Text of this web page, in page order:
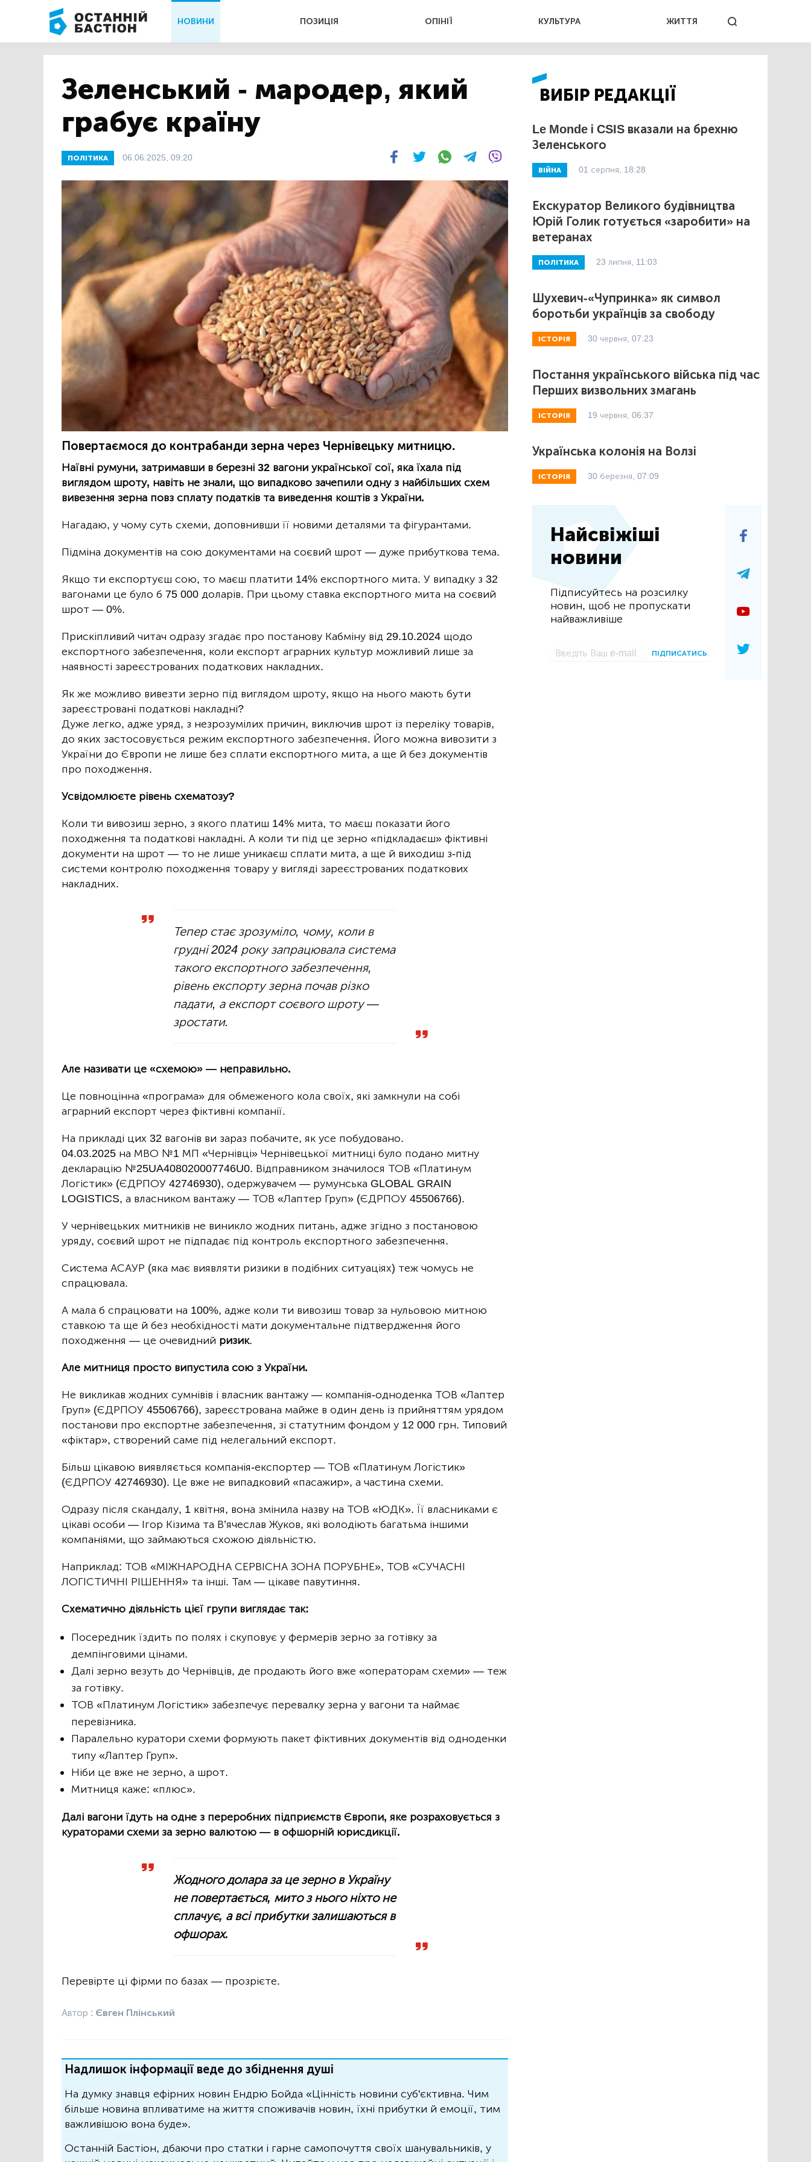
НОВИНИ ПОЗИЦІЯ ОПІНІЇ КУЛЬТУРА ЖИТТЯ
Зеленський - мародер, який
грабує країну
ПОЛІТИКА 06.06.2025, 09:20
Повертаємося до контрабанди зерна через Чернівецьку митницю.
Наївні румуни, затримавши в березні 32 вагони української сої, яка їхала під
виглядом шроту, навіть не знали, що випадково зачепили одну з найбільших схем
вивезення зерна повз сплату податків та виведення коштів з України.
Нагадаю, у чому суть схеми, доповнивши її новими деталями та фігурантами.
Підміна документів на сою документами на соєвий шрот — дуже прибуткова тема.
Якщо ти експортуєш сою, то маєш платити 14% експортного мита. У випадку з 32
вагонами це було б 75 000 доларів. При цьому ставка експортного мита на соєвий
шрот — 0%.
Прискіпливий читач одразу згадає про постанову Кабміну від 29.10.2024 щодо
експортного забезпечення, коли експорт аграрних культур можливий лише за
наявності зареєстрованих податкових накладних.
Як же можливо вивезти зерно під виглядом шроту, якщо на нього мають бути
зареєстровані податкові накладні?
Дуже легко, адже уряд, з незрозумілих причин, виключив шрот із переліку товарів,
до яких застосовується режим експортного забезпечення. Його можна вивозити з
України до Європи не лише без сплати експортного мита, а ще й без документів
про походження.
Усвідомлюєте рівень схематозу?
Коли ти вивозиш зерно, з якого платиш 14% мита, то маєш показати його
походження та податкові накладні. А коли ти під це зерно «підкладаєш» фіктивні
документи на шрот — то не лише уникаєш сплати мита, а ще й виходиш з-під
системи контролю походження товару у вигляді зареєстрованих податкових
накладних.
Тепер стає зрозуміло, чому, коли в
грудні 2024 року запрацювала система
такого експортного забезпечення,
рівень експорту зерна почав різко
падати, а експорт соєвого шроту —
зростати.
Але називати це «схемою» — неправильно.
Це повноцінна «програма» для обмеженого кола своїх, які замкнули на собі
аграрний експорт через фіктивні компанії.
На прикладі цих 32 вагонів ви зараз побачите, як усе побудовано.
04.03.2025 на МВО №1 МП «Чернівці» Чернівецької митниці було подано митну
декларацію №25UA408020007746U0. Відправником значилося ТОВ «Платинум
Логістик» (ЄДРПОУ 42746930), одержувачем — румунська GLOBAL GRAIN
LOGISTICS, а власником вантажу — ТОВ «Лаптер Груп» (ЄДРПОУ 45506766).
У чернівецьких митників не виникло жодних питань, адже згідно з постановою
уряду, соєвий шрот не підпадає під контроль експортного забезпечення.
Система АСАУР (яка має виявляти ризики в подібних ситуаціях) теж чомусь не
спрацювала.
А мала б спрацювати на 100%, адже коли ти вивозиш товар за нульовою митною
ставкою та ще й без необхідності мати документальне підтвердження його
походження — це очевидний ризик.
Але митниця просто випустила сою з України.
Не викликав жодних сумнівів і власник вантажу — компанія-одноденка ТОВ «Лаптер
Груп» (ЄДРПОУ 45506766), зареєстрована майже в один день із прийняттям урядом
постанови про експортне забезпечення, зі статутним фондом у 12 000 грн. Типовий
«фіктар», створений саме під нелегальний експорт.
Більш цікавою виявляється компанія-експортер — ТОВ «Платинум Логістик»
(ЄДРПОУ 42746930). Це вже не випадковий «пасажир», а частина схеми.
Одразу після скандалу, 1 квітня, вона змінила назву на ТОВ «ЮДК». Її власниками є
цікаві особи — Ігор Кізима та В’ячеслав Жуков, які володіють багатьма іншими
компаніями, що займаються схожою діяльністю.
Наприклад: ТОВ «МІЖНАРОДНА СЕРВІСНА ЗОНА ПОРУБНЕ», ТОВ «СУЧАСНІ
ЛОГІСТИЧНІ РІШЕННЯ» та інші. Там — цікаве павутиння.
Схематично діяльність цієї групи виглядає так:
Посередник їздить по полях і скуповує у фермерів зерно за готівку за
демпінговими цінами.
Далі зерно везуть до Чернівців, де продають його вже «операторам схеми» — теж
за готівку.
ТОВ «Платинум Логістик» забезпечує перевалку зерна у вагони та наймає
перевізника.
Паралельно куратори схеми формують пакет фіктивних документів від одноденки
типу «Лаптер Груп».
Ніби це вже не зерно, а шрот.
Митниця каже: «плюс».
Далі вагони їдуть на одне з переробних підприємств Європи, яке розраховується з
кураторами схеми за зерно валютою — в офшорній юрисдикції.
Жодного долара за це зерно в Україну
не повертається, мито з нього ніхто не
сплачує, а всі прибутки залишаються в
офшорах.
Перевірте ці фірми по базах — прозрієте.
Автор : Євген Плінський
Надлишок інформації веде до збіднення душі
На думку знавця ефірних новин Ендрю Бойда «Цінність новини суб'єктивна. Чим
більше новина впливатиме на життя споживачів новин, їхні прибутки й емоції, тим
важливішою вона буде».
Останній Бастіон, дбаючи про статки і гарне самопочуття своїх шанувальників, у
ВИБІР РЕДАКЦІЇ
Le Monde і CSIS вказали на брехню
Зеленського
ВІЙНА 01 серпня, 18:28
Екскуратор Великого будівництва
Юрій Голик готується «заробити» на
ветеранах
ПОЛІТИКА 23 липня, 11:03
Шухевич-«Чупринка» як символ
боротьби українців за свободу
ІСТОРІЯ 30 червня, 07:23
Постання українського війська під час
Перших визвольних змагань
ІСТОРІЯ 19 червня, 06:37
Українська колонія на Волзі
ІСТОРІЯ 30 березня, 07:09
Найсвіжіші
новини
Підписуйтесь на розсилку
новин, щоб не пропускати
найважливіше
ПІДПИСАТИСЬ